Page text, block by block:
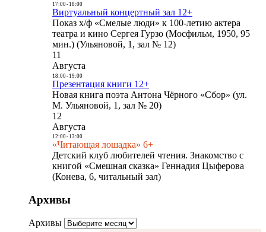
17:00- 18:00
Виртуальный концертный зал 12+
Показ х/ф «Смелые люди» к 100-летию актера
театра и кино Сергея Гурзо (Мосфильм, 1950, 95
мин.) (Ульяновой, 1, зал № 12)
11
Августа
18:00- 19:00
Презентация книги 12+
Новая книга поэта Антона Чёрного «Сбор» (ул.
М. Ульяновой, 1, зал № 20)
12
Августа
12:00- 13:00
«Читающая лошадка» 6+
Детский клуб любителей чтения. Знакомство с
книгой «Смешная сказка» Геннадия Цыферова
(Конева, 6, читальный зал)
Архивы
Архивы